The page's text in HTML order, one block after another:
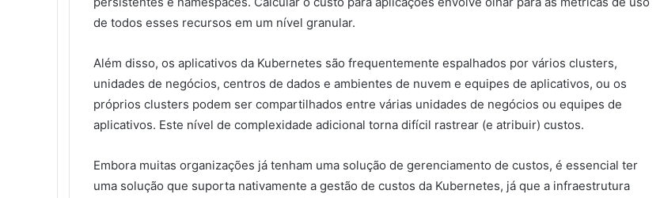
de todos esses recursos em um nível granular.
Além disso, os aplicativos da Kubernetes são frequentemente espalhados por vários clusters,
unidades de negócios, centros de dados e ambientes de nuvem e equipes de aplicativos, ou os
próprios clusters podem ser compartilhados entre várias unidades de negócios ou equipes de
aplicativos. Este nível de complexidade adicional torna difícil rastrear (e atribuir) custos.
Embora muitas organizações já tenham uma solução de gerenciamento de custos, é essencial ter
uma solução que suporta nativamente a gestão de custos da Kubernetes, já que a infraestrutura